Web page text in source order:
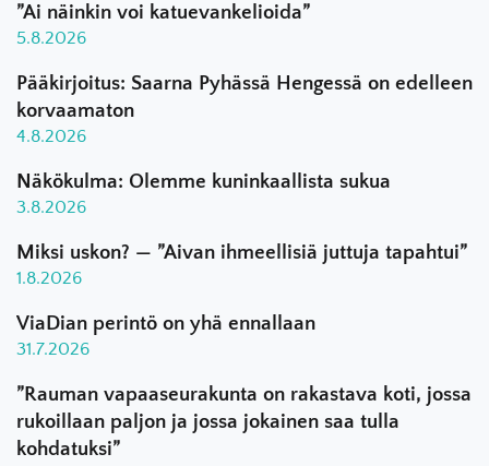
”Ai näinkin voi katuevankelioida”
5.8.2026
Pääkirjoitus: Saarna Pyhässä Hengessä on edelleen
korvaamaton
4.8.2026
Näkökulma: Olemme kuninkaallista sukua
3.8.2026
Miksi uskon? — ”Aivan ihmeellisiä juttuja tapahtui”
1.8.2026
ViaDian perintö on yhä ennallaan
31.7.2026
”Rauman vapaaseurakunta on rakastava koti, jossa
rukoillaan paljon ja jossa jokainen saa tulla
kohdatuksi”